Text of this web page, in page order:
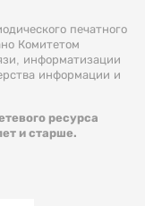
печатного
Комитетом
информатизации
информации и
ресурса
и старше.